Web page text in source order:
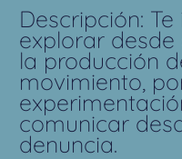
Descripción:
explorar desde
la producción
movimiento,
comunicar
denuncia.